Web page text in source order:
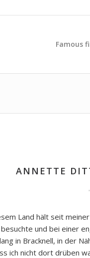
Famous
ANNETTE
Land hält seit
und bei einer
in Bracknell, in der
ich nicht dort drüben